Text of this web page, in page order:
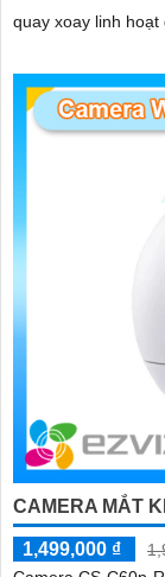
quay xoay linh
CAMERA MẮT
1,499,000 ₫